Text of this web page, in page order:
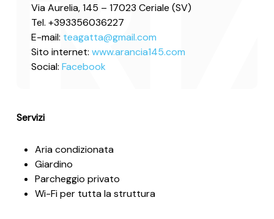
Via Aurelia, 145 – 17023 Ceriale (SV)
Tel. +393356036227
E-mail: teagatta@gmail.com
Sito internet: www.arancia145.com
Social: Facebook
Servizi
Aria condizionata
Giardino
Parcheggio privato
Wi-Fi per tutta la struttura